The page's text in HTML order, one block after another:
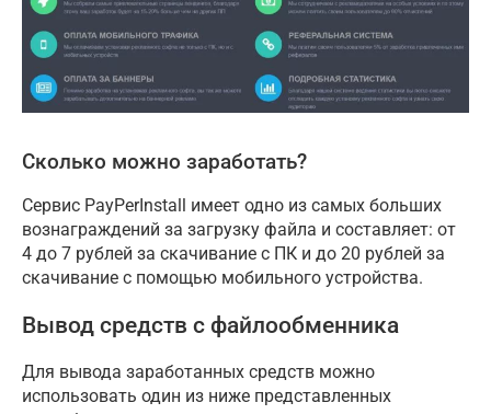
Сколько можно заработать?
Сервис PayPerInstall имеет одно из самых больших
вознаграждений за загрузку файла и составляет: от
4 до 7 рублей за скачивание с ПК и до 20 рублей за
скачивание с помощью мобильного устройства.
Вывод средств с файлообменника
Для вывода заработанных средств можно
использовать один из ниже представленных